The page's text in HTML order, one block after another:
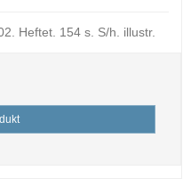
Heftet. 154 s. S/h. illustr.